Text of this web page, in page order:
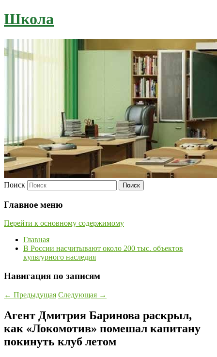
Школа
Поиск
Главное меню
Перейти к основному содержимому
Главная
В России насчитывают около 200 тыс. объектов
культурного наследия
Навигация по записям
← Предыдущая Следующая →
Агент Дмитрия Баринова раскрыл,
как «Локомотив» помешал капитану
покинуть клуб летом